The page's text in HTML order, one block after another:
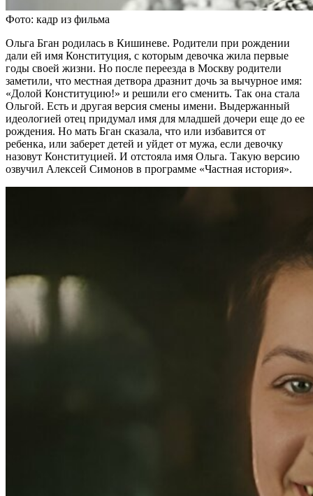
Фото: кадр из фильма
Ольга Бган родилась в Кишиневе. Родители при рождении
дали ей имя Конституция, с которым девочка жила первые
годы своей жизни. Но после переезда в Москву родители
заметили, что местная детвора дразнит дочь за вычурное имя:
«Долой Конституцию!» и решили его сменить. Так она стала
Ольгой. Есть и другая версия смены имени. Выдержанный
идеологией отец придумал имя для младшей дочери еще до ее
рождения. Но мать Бган сказала, что или избавится от
ребенка, или заберет детей и уйдет от мужа, если девочку
назовут Конституцией. И отстояла имя Ольга. Такую версию
озвучил Алексей Симонов в программе «Частная история».